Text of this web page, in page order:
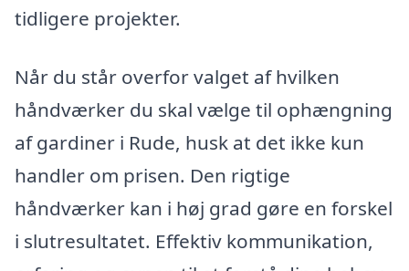
tidligere projekter.
Når du står overfor valget af hvilken
håndværker du skal vælge til ophængning
af gardiner i Rude, husk at det ikke kun
handler om prisen. Den rigtige
håndværker kan i høj grad gøre en forskel
i slutresultatet. Effektiv kommunikation,